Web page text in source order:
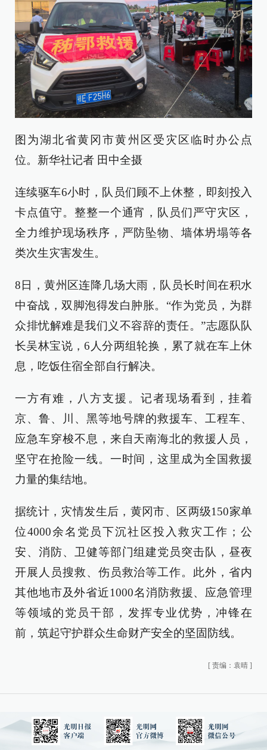
图为湖北省黄冈市黄州区受灾区临时办公点
位。新华社记者 田中全摄
连续驱车6小时，队员们顾不上休整，即刻投入
卡点值守。整整一个通宵，队员们严守灾区，
全力维护现场秩序，严防坠物、墙体坍塌等各
类次生灾害发生。
8日，黄州区连降几场大雨，队员长时间在积水
中奋战，双脚泡得发白肿胀。“作为党员，为群
众排忧解难是我们义不容辞的责任。”志愿队队
长吴林宝说，6人分两组轮换，累了就在车上休
息，吃饭住宿全部自行解决。
一方有难，八方支援。记者现场看到，挂着
京、鲁、川、黑等地号牌的救援车、工程车、
应急车穿梭不息，来自天南海北的救援人员，
坚守在抢险一线。一时间，这里成为全国救援
力量的集结地。
据统计，灾情发生后，黄冈市、区两级150家单
位4000余名党员下沉社区投入救灾工作；公
安、消防、卫健等部门组建党员突击队，昼夜
开展人员搜救、伤员救治等工作。此外，省内
其他地市及外省近1000名消防救援、应急管理
等领域的党员干部，发挥专业优势，冲锋在
前，筑起守护群众生命财产安全的坚固防线。
[ 责编：袁晴 ]